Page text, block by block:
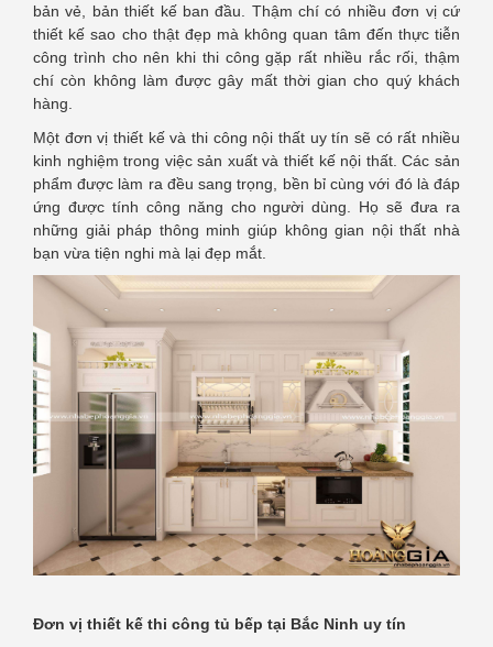
bản vẻ, bản thiết kế ban đầu. Thậm chí có nhiều đơn vị cứ
thiết kế sao cho thật đẹp mà không quan tâm đến thực tiễn
công trình cho nên khi thi công gặp rất nhiều rắc rối, thậm
chí còn không làm được gây mất thời gian cho quý khách
hàng.
Một đơn vị thiết kế và thi công nội thất uy tín sẽ có rất nhiều
kinh nghiệm trong việc sản xuất và thiết kế nội thất. Các sản
phẩm được làm ra đều sang trọng, bền bỉ cùng với đó là đáp
ứng được tính công năng cho người dùng. Họ sẽ đưa ra
những giải pháp thông minh giúp không gian nội thất nhà
bạn vừa tiện nghi mà lại đẹp mắt.
Đơn vị thiết kế thi công tủ bếp tại Bắc Ninh uy tín